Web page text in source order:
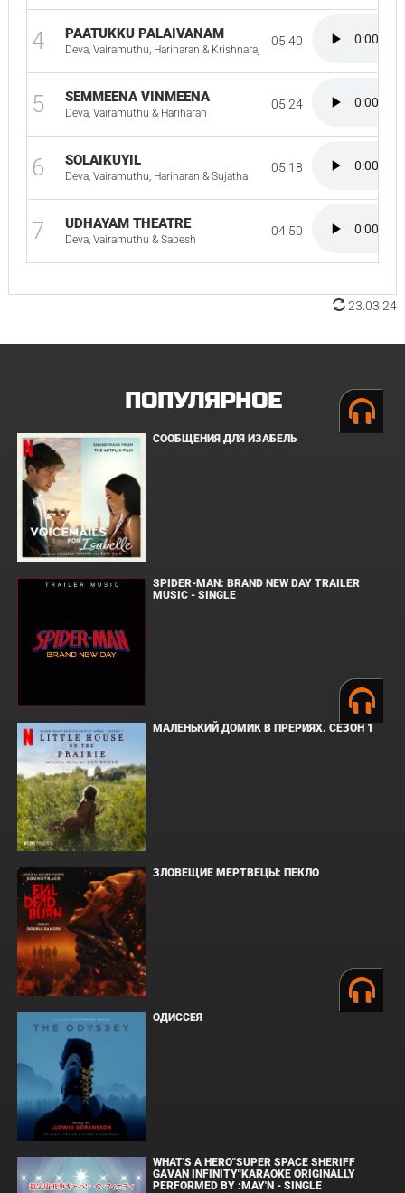
4 PAATUKKU PALAIVANAM
Deva, Vairamuthu, Hariharan & Krishnaraj
05:40
5 SEMMEENA VINMEENA
Deva, Vairamuthu & Hariharan
05:24
6 SOLAIKUYIL
Deva, Vairamuthu, Hariharan & Sujatha
05:18
7 UDHAYAM THEATRE
Deva, Vairamuthu & Sabesh
04:50
23.03.24
ПОПУЛЯРНОЕ
СООБЩЕНИЯ ДЛЯ ИЗАБЕЛЬ
SPIDER-MAN: BRAND NEW DAY TRAILER
MUSIC - SINGLE
МАЛЕНЬКИЙ ДОМИК В ПРЕРИЯХ. СЕЗОН 1
ЗЛОВЕЩИЕ МЕРТВЕЦЫ: ПЕКЛО
ОДИССЕЯ
WHAT'S A HERO"SUPER SPACE SHERIFF
GAVAN INFINITY"KARAOKE ORIGINALLY
PERFORMED BY :MAY'N - SINGLE